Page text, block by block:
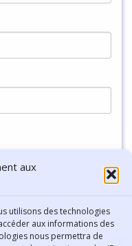
aux
utilisons des technologies
aux informations des
nous permettra de